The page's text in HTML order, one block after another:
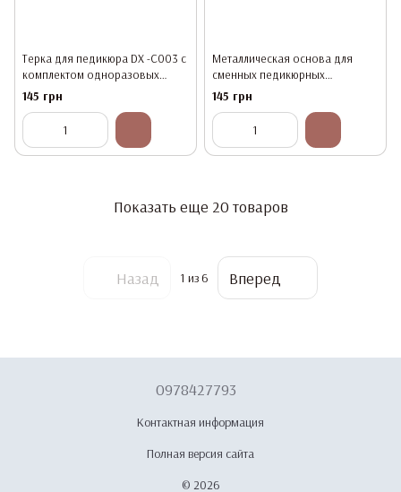
Терка для педикюра DX -C003 с
комплектом одноразовых
сменных пластин
145 грн
Металлическая основа для
сменных педикюрных
абразивов Global Fashion
145 грн
Показать еще 20 товаров
Назад 1 из 6 Вперед
0978427793
Контактная информация
Полная версия сайта
© 2026